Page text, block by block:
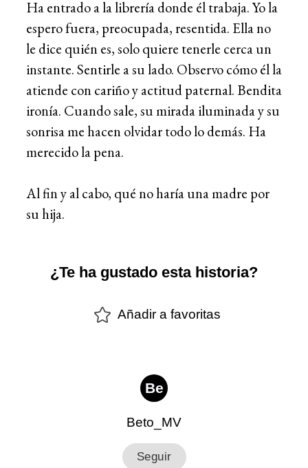
Ha entrado a la librería donde él trabaja. Yo la
espero fuera, preocupada, resentida. Ella no
le dice quién es, solo quiere tenerle cerca un
instante. Sentirle a su lado. Observo cómo él la
atiende con cariño y actitud paternal. Bendita
ironía. Cuando sale, su mirada iluminada y su
sonrisa me hacen olvidar todo lo demás. Ha
merecido la pena.
Al fin y al cabo, qué no haría una madre por
su hija.
¿Te ha gustado esta historia?
Añadir a favoritas
Be
Beto_MV